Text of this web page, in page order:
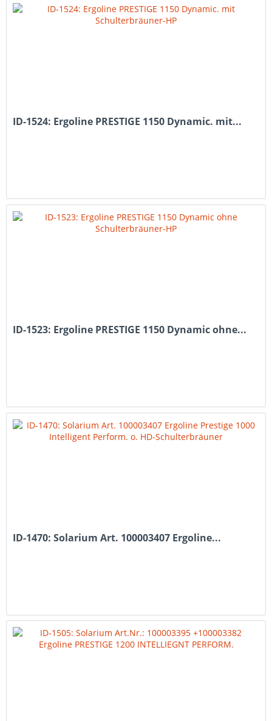
ID-1524: Ergoline PRESTIGE 1150 Dynamic. mit...
ID-1523: Ergoline PRESTIGE 1150 Dynamic ohne...
ID-1470: Solarium Art. 100003407 Ergoline...